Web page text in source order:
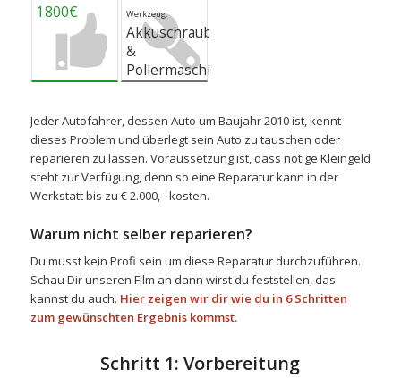
1800€
Werkzeug:
Akkuschrauber
&
Poliermaschine
Jeder Autofahrer, dessen Auto um Baujahr 2010 ist, kennt
dieses Problem und überlegt sein Auto zu tauschen oder
reparieren zu lassen. Voraussetzung ist, dass nötige Kleingeld
steht zur Verfügung, denn so eine Reparatur kann in der
Werkstatt bis zu € 2.000,– kosten.
Warum nicht selber reparieren?
Du musst kein Profi sein um diese Reparatur durchzuführen.
Schau Dir unseren Film an dann wirst du feststellen, das
kannst du auch. Hier zeigen wir dir wie du in 6 Schritten
zum gewünschten Ergebnis kommst.
Schritt 1: Vorbereitung